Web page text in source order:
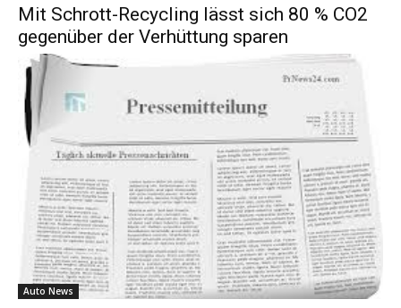
Mit Schrott-Recycling lässt sich 80 % CO2
gegenüber der Verhüttung sparen
Auto News